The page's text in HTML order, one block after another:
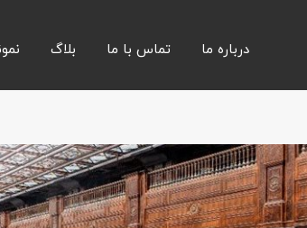
درباره ما تماس با ما بلاگ